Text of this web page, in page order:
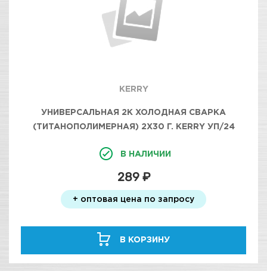
KERRY
УНИВЕРСАЛЬНАЯ 2K ХОЛОДНАЯ СВАРКА
(ТИТАНОПОЛИМЕРНАЯ) 2X30 Г. KERRY УП/24
В НАЛИЧИИ
289 ₽
+ оптовая цена по запросу
В КОРЗИНУ